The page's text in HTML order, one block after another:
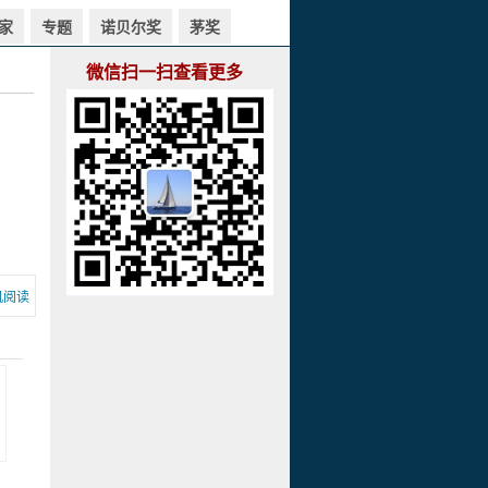
专题 诺贝尔奖 茅奖
阅读
微信扫一扫查看更多